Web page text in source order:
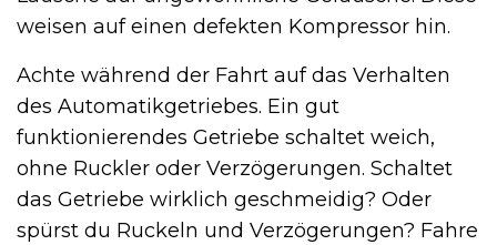
weisen auf einen defekten Kompressor hin.
Achte während der Fahrt auf das Verhalten
des Automatikgetriebes. Ein gut
funktionierendes Getriebe schaltet weich,
ohne Ruckler oder Verzögerungen. Schaltet
das Getriebe wirklich geschmeidig? Oder
spürst du Ruckeln und Verzögerungen? Fahre